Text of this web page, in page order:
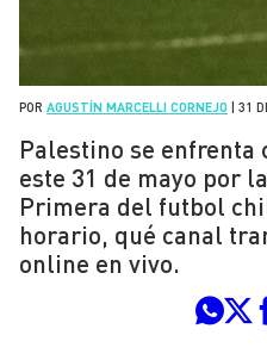
POR AGUSTÍN MARCELLI CORNEJO 31
Palestino se enfrenta
este 31 de mayo por
Primera del futbol
horario, qué canal
online en vivo.